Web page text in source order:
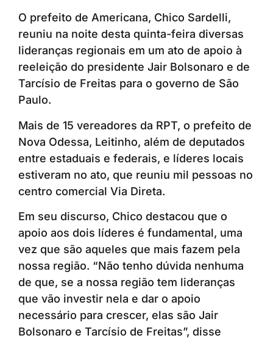
O prefeito de Americana, Chico Sardelli,
reuniu na noite desta quinta-feira diversas
lideranças regionais em um ato de apoio à
reeleição do presidente Jair Bolsonaro e de
Tarcísio de Freitas para o governo de São
Paulo.
Mais de 15 vereadores da RPT, o prefeito de
Nova Odessa, Leitinho, além de deputados
entre estaduais e federais, e líderes locais
estiveram no ato, que reuniu mil pessoas no
centro comercial Via Direta.
Em seu discurso, Chico destacou que o
apoio aos dois líderes é fundamental, uma
vez que são aqueles que mais fazem pela
nossa região. “Não tenho dúvida nenhuma
de que, se a nossa região tem lideranças
que vão investir nela e dar o apoio
necessário para crescer, elas são Jair
Bolsonaro e Tarcísio de Freitas”, disse